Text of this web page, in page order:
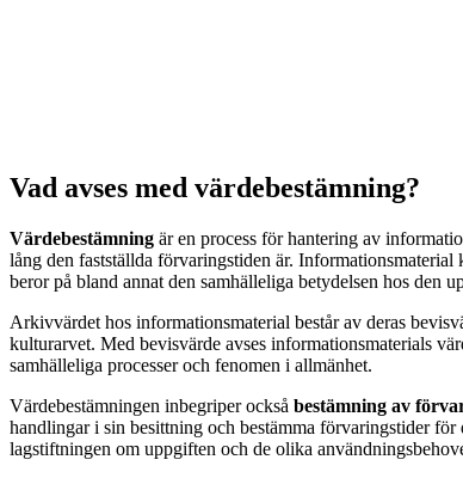
Vad avses med värdebestämning?
Värdebestämning är en process för hantering av
lång den fastställda förvaringstiden är.
beror på bland annat den samhälleliga betydelsen hos den
Arkivvärdet hos informationsmaterial består av deras
kulturarvet. Med bevisvärde avses informationsmaterials
samhälleliga processer och fenomen i allmänhet.
Värdebestämningen inbegriper också bestämning av
handlingar i sin besittning och bestämma förvaringstider för
lagstiftningen om uppgiften och de olika